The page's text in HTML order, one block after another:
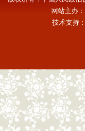
网站主办
技术支持